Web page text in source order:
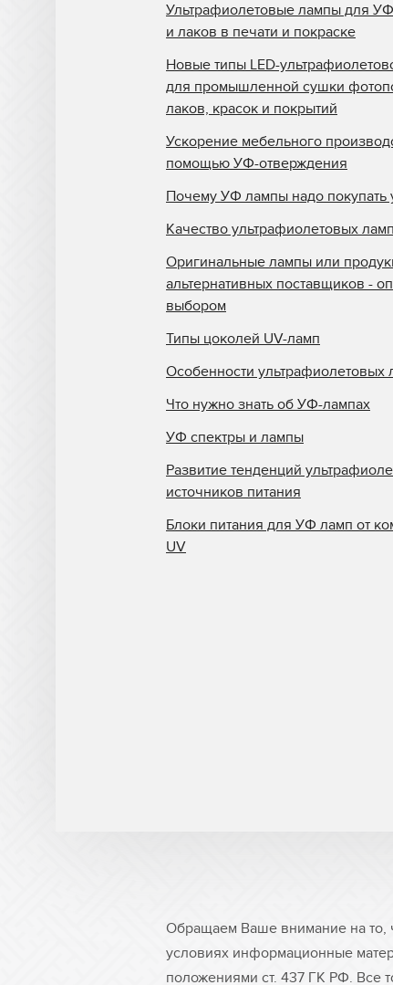
Hanovia
Heidelberg
Henkel
Hewlett Packard
Interlight
Jelight
Johnson and Allen
Kase
LCD Lighting
Loctite
Philips
Polarlamp
Ультрафиолетовые лампы для
и лаков в печати и покраске
Новые типы LED-
для промышленной сушки
лаков, красок и покрытий
Ускорение мебельного
помощью УФ-отверждения
Почему УФ лампы надо покупать
Качество ультрафиолетовых ламп
Оригинальные лампы или
альтернативных поставщиков -
выбором
Типы цоколей UV-ламп
Особенности ультрафиолетовых
Что нужно знать об УФ-лампах
УФ спектры и лампы
Развитие тенденций
источников питания
Блоки питания для УФ ламп от
UV
Обращаем Ваше внимание на то,
условиях информационные
положениями ст. 437 ГК РФ. Все